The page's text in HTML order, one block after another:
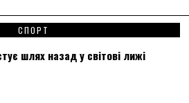
СПОРТ
шлях назад у світові лижі